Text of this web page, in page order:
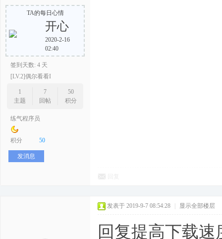
TA的每日心情
开心
2020-2-16
02:40
签到天数: 4 天
[LV.2]偶尔看看I
1
主题
7
回帖
50
积分
练气程序员
积分 50
发消息
发表于 2019-9-7 08:54:28 显示全部楼层
回复提高下载速